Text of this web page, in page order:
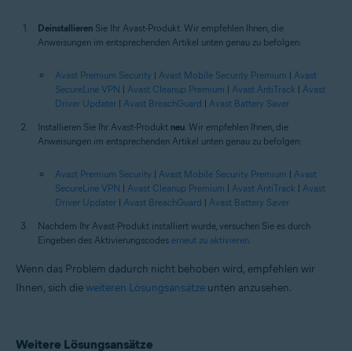
Deinstallieren Sie Ihr Avast-Produkt. Wir empfehlen Ihnen, die
Anweisungen im entsprechenden Artikel unten genau zu befolgen:
Avast Premium Security | Avast Mobile Security Premium | Avast
SecureLine VPN | Avast Cleanup Premium | Avast AntiTrack | Avast
Driver Updater | Avast BreachGuard | Avast Battery Saver
Installieren Sie Ihr Avast-Produkt neu. Wir empfehlen Ihnen, die
Anweisungen im entsprechenden Artikel unten genau zu befolgen:
Avast Premium Security | Avast Mobile Security Premium | Avast
SecureLine VPN | Avast Cleanup Premium | Avast AntiTrack | Avast
Driver Updater | Avast BreachGuard | Avast Battery Saver
Nachdem Ihr Avast-Produkt installiert wurde, versuchen Sie es durch
Eingeben des Aktivierungscodes erneut zu aktivieren.
Wenn das Problem dadurch nicht behoben wird, empfehlen wir
Ihnen, sich dieweiteren Lösungsansätze unten anzusehen.
Weitere Lösungsansätze